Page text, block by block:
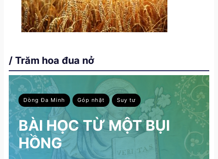
/ Trăm hoa đua nở
Dòng Đa Minh Góp nhặt Suy tư
BÀI HỌC TỪ MỘT BỤI
HỒNG